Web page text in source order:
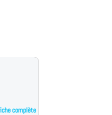
complète